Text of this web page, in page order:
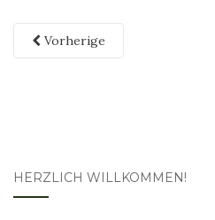
Vorherige
HERZLICH WILLKOMMEN!